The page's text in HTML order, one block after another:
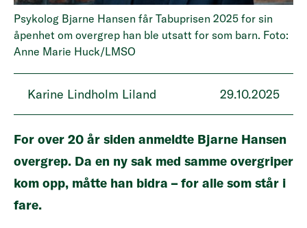
Psykolog Bjarne Hansen får Tabuprisen 2025 for sin
åpenhet om overgrep han ble utsatt for som barn. Foto:
Anne Marie Huck/LMSO
Karine Lindholm Liland 29.10.2025
For over 20 år siden anmeldte Bjarne Hansen
overgrep. Da en ny sak med samme overgriper
kom opp, måtte han bidra – for alle som står i
fare.